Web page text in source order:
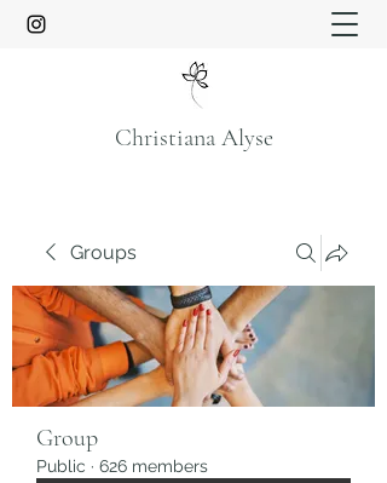
Christiana Alyse
Groups
Group
Public · 626 members